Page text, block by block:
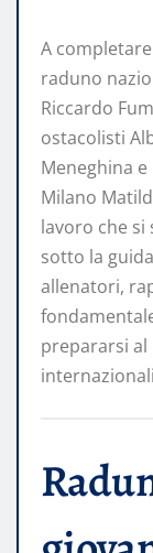
A
raduno
Riccardo
ostacolisti
Meneghina
Milano
lavoro che si
sotto la
allenatori,
prepararsi